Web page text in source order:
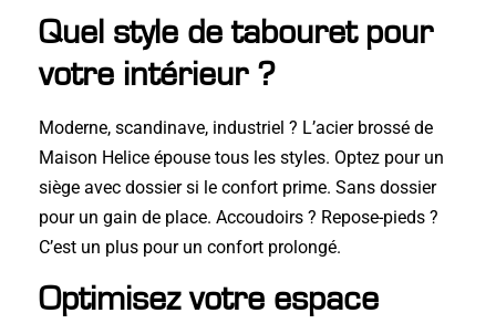
Quel style de tabouret pour
votre intérieur ?
Moderne, scandinave, industriel ? L’acier brossé de
Maison Helice épouse tous les styles. Optez pour un
siège avec dossier si le confort prime. Sans dossier
pour un gain de place. Accoudoirs ? Repose-pieds ?
C’est un plus pour un confort prolongé.
Optimisez votre espace